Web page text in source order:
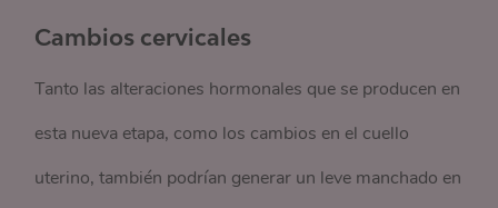
Cambios cervicales
Tanto las alteraciones hormonales que se producen en
esta nueva etapa, como los cambios en el cuello
uterino, también podrían generar un leve manchado en